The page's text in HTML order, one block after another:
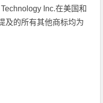
Inc.在美国和
及的所有其他商标均为